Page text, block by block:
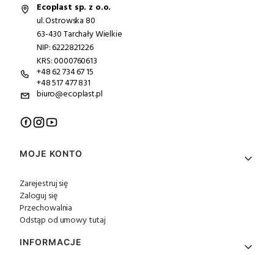
Ecoplast sp. z o.o.
ul. Ostrowska 80
63-430 Tarchały Wielkie
NIP: 6222821226
KRS: 0000760613
+48 62 734 67 15
+48 517 477 831
biuro@ecoplast.pl
Linki w stopce
MOJE KONTO
Zarejestruj się
Zaloguj się
Przechowalnia
Odstąp od umowy tutaj
INFORMACJE